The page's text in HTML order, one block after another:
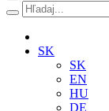
SK
SK
EN
HU
DE